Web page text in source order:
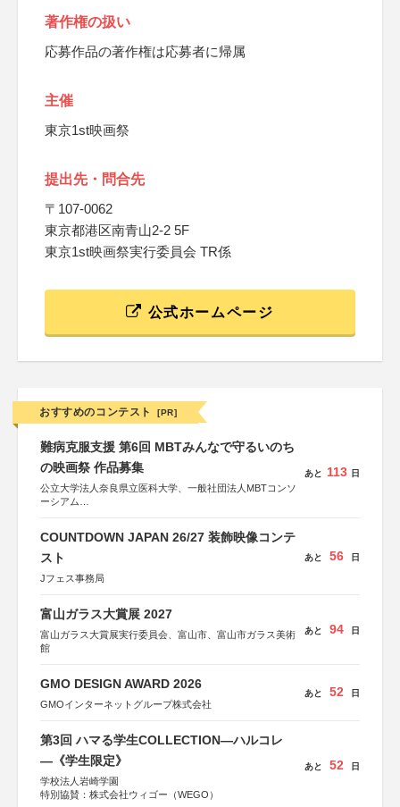
著作権の扱い
応募作品の著作権は応募者に帰属
主催
東京1st映画祭
提出先・問合先
〒107-0062
東京都港区南青山2-2 5F
東京1st映画祭実行委員会 TR係
公式ホームページ
おすすめのコンテスト [PR]
難病克服支援 第6回 MBTみんなで守るいのち
の映画祭 作品募集
公立大学法人奈良県立医科大学、一般社団法人MBTコンソ
ーシアム
後援：厚生労働省
文部科学省
日本経済団体連合会
「“よい仕事おこし”フェア」実行委員会
関西文化学術研究都市推進機構
東京難病団体連絡協議会
あと 113 日
COUNTDOWN JAPAN 26/27 装飾映像コンテ
スト
Jフェス事務局
あと 56 日
富山ガラス大賞展 2027
富山ガラス大賞展実行委員会、富山市、富山市ガラス美術
館
あと 94 日
GMO DESIGN AWARD 2026
GMOインターネットグループ株式会社
あと 52 日
第3回 ハマる学生COLLECTION―ハルコレ
―《学生限定》
学校法人岩崎学園
特別協賛：株式会社ウィゴー（WEGO）
あと 52 日